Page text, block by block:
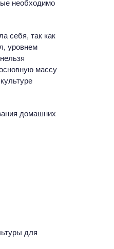
необходимо
себя, так как
уровнем
массу
домашних
для